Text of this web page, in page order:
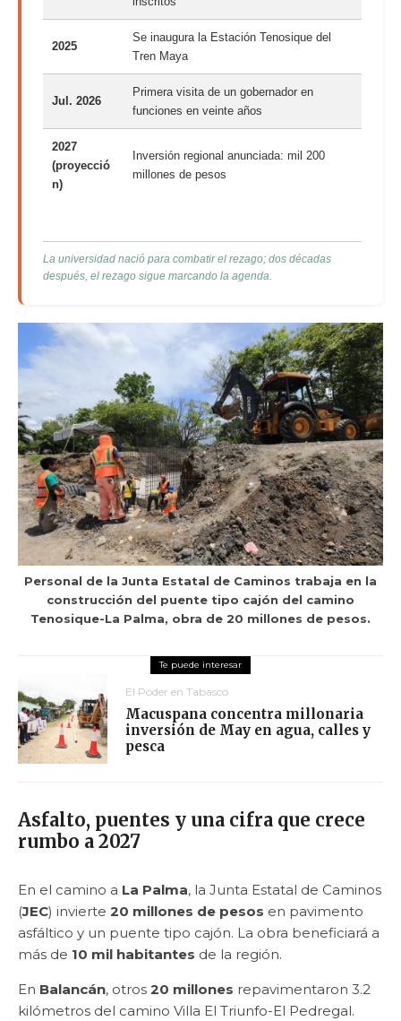
2025
Se inaugura la Estación Tenosique del
Tren Maya
Jul. 2026
Primera visita de un gobernador en
funciones en veinte años
2027
(proyecció
n)
Inversión regional anunciada: mil 200
millones de pesos
La universidad nació para combatir el rezago; dos décadas
después, el rezago sigue marcando la agenda.
Personal de la Junta Estatal de Caminos trabaja en la
construcción del puente tipo cajón del camino
Tenosique-La Palma, obra de 20 millones de pesos.
El Poder en Tabasco
Macuspana concentra millonaria
inversión de May en agua, calles y
pesca
Asfalto, puentes y una cifra que crece
rumbo a 2027
En el camino a La Palma, la Junta Estatal de Caminos
(JEC) invierte 20 millones de pesos en pavimento
asfáltico y un puente tipo cajón. La obra beneficiará a
más de 10 mil habitantes de la región.
En Balancán, otros 20 millones repavimentaron 3.2
kilómetros del camino Villa El Triunfo-El Pedregal.